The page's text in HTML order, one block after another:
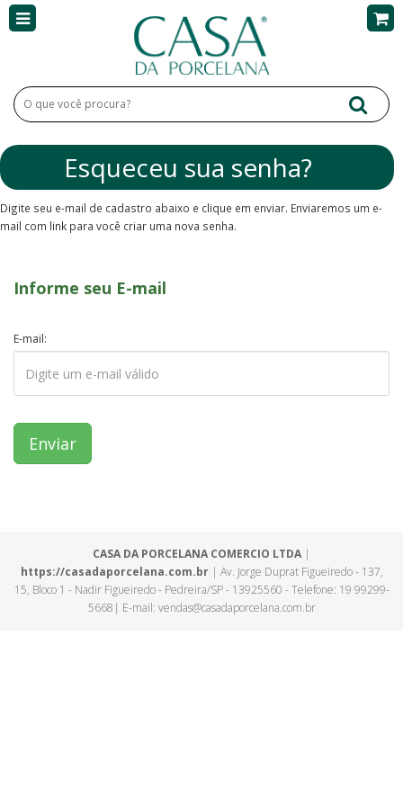
Esqueceu sua senha?
Digite seu e-mail de cadastro abaixo e clique em enviar. Enviaremos um e-
mail com link para você criar uma nova senha.
Informe seu E-mail
E-mail:
Enviar
CASA DA PORCELANA COMERCIO LTDA |
https://casadaporcelana.com.br| Av. Jorge Duprat Figueiredo - 137,
15, Bloco 1 - Nadir Figueiredo - Pedreira/SP - 13925560 - Telefone: 19 99299-
5668| E-mail: vendas@casadaporcelana.com.br